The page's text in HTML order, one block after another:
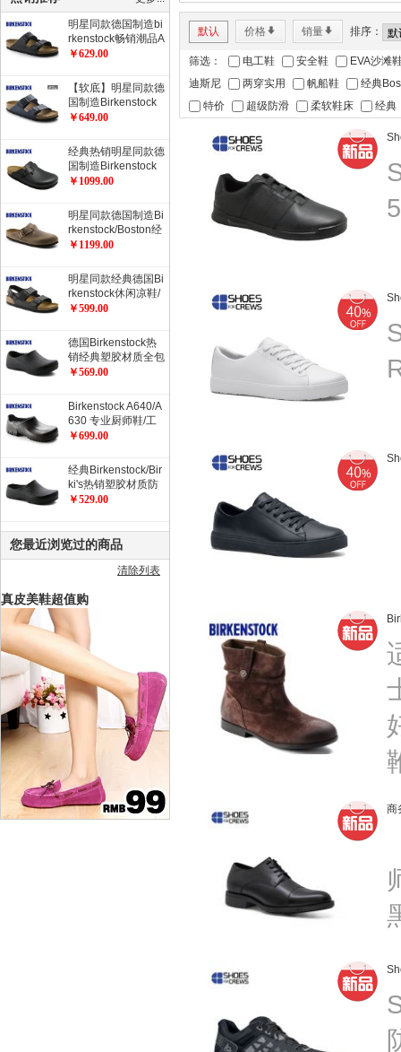
默认 价格* 销量* 排序：
筛选： 电工鞋 安全鞋
EVA沙滩
迪斯尼
两穿实用 帆船鞋
经典
特价
超级防滑 柔软鞋床 经典
商
明星同款德国制造bi
rkenstock畅销潮品A
rizona健康软木拖鞋
￥629.00
【软底】明星同款德
国制造Birkenstock
经典2扣软木拖鞋Ari
舒适流行色软木拖鞋
￥649.00
经典热销明星同款德
国制造Birkenstock
经典Boston光滑牛
￥1099.00
明星同款德国制造Bi
rkenstock/Boston经
典包头鞋/油皮/天然
￥1199.00
明星同款经典德国Bi
rkenstock休闲凉鞋/
开车凉鞋Milano系
￥599.00
德国Birkenstock热
销经典塑胶材质全包
厨师鞋工作鞋职业鞋
￥569.00
Birkenstock A640/A
630 专业厨师鞋/工
作防护鞋/职业鞋/劳
￥699.00
经典Birkenstock/Bir
ki's热销塑胶材质防
滑工作鞋 职业鞋 厨
￥529.00
您最近浏览过的商品
清除列表
真皮美鞋超值购